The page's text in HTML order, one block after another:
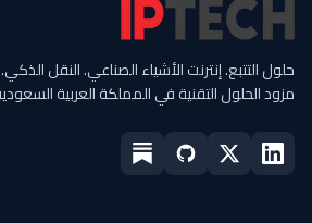
حلول التتبع. إنترنت الأشياء الصناعي. النقل
مزود الحلول التقنية في المملكة العربية